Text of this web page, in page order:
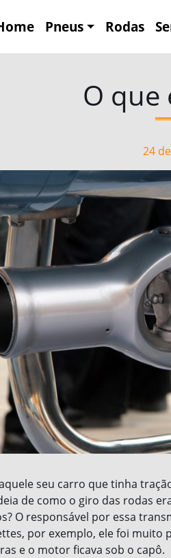
Pneus Rodas
O que
24
seu carro que tinha
de como o giro das rodas
O responsável por essa
por exemplo, ele foi
e o motor ficava sob o capô.